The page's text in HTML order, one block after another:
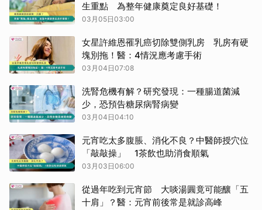
生重點 為整年健康奠定良好基礎！
03月05日03:00
女星許維恩罹乳癌切除雙側乳房 乳房有硬
塊別拖！醫：4情況應考慮手術
03月04日07:08
洗腎危機有解？研究發現：一種腸道菌減
少，恐預告糖尿病腎病變
03月04日04:10
元宵吃太多腹脹、消化不良？中醫師授穴位
「敲敲操」 1茶飲也助消食順氣
03月03日06:00
從過年吃到元宵節 大啖湯圓竟可能釀「五
十肩」？醫：元宵前後常是就診高峰